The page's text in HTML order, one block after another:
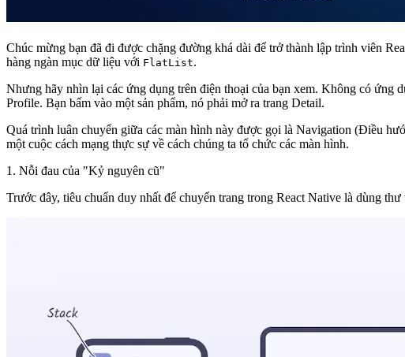
Chúc mừng bạn đã đi được chặng đường khá dài để trở thành lập trình viên
hàng ngàn mục dữ liệu với FlatList.
Nhưng hãy nhìn lại các ứng dụng trên điện thoại của bạn xem. Không có ứng
Profile. Bạn bấm vào một sản phẩm, nó phải mở ra trang Detail.
Quá trình luân chuyển giữa các màn hình này được gọi là Navigation (Điều
một cuộc cách mạng thực sự về cách chúng ta tổ chức các màn hình.
1. Nỗi đau của "Kỷ nguyên cũ"
Trước đây, tiêu chuẩn duy nhất để chuyển trang trong React Native là dùng thư